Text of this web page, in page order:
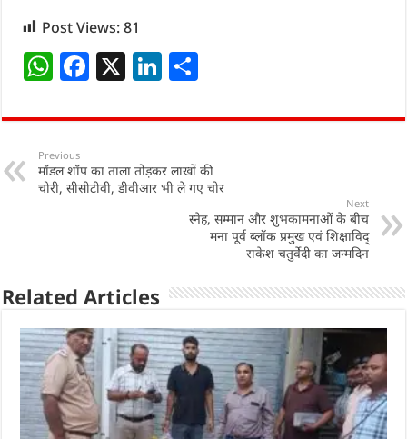
Post Views:81
W
at
s
A
F
c
b
X Li
k
dI
ar
e
Previous
मॉडल शॉप का ताला तोड़कर लाखों की
चोरी, सीसीटीवी, डीवीआर भी ले गए चोर
Next
स्नेह, सम्मान और शुभकामनाओं के बीच
मना पूर्व ब्लॉक प्रमुख एवं शिक्षाविद्
राकेश चतुर्वेदी का जन्मदिन
Related Articles